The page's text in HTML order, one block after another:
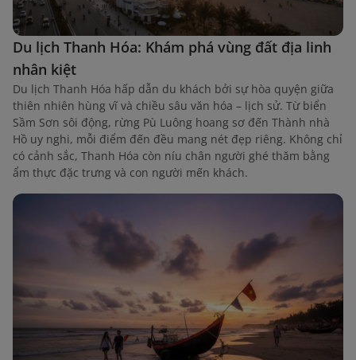
Du lịch Thanh Hóa: Khám phá vùng đất địa linh
nhân kiệt
Du lịch Thanh Hóa hấp dẫn du khách bởi sự hòa quyện giữa
thiên nhiên hùng vĩ và chiều sâu văn hóa – lịch sử. Từ biển
Sầm Sơn sôi động, rừng Pù Luông hoang sơ đến Thành nhà
Hồ uy nghi, mỗi điểm đến đều mang nét đẹp riêng. Không chỉ
có cảnh sắc, Thanh Hóa còn níu chân người ghé thăm bằng
ẩm thực đặc trưng và con người mến khách.